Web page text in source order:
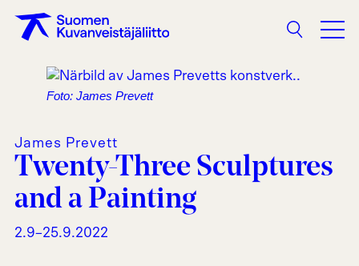
Sökning
Foto: James Prevett
James Prevett
Twenty-Three Sculptures
and a Painting
2.9–25.9.2022